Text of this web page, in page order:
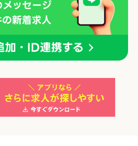
を募集していた店舗